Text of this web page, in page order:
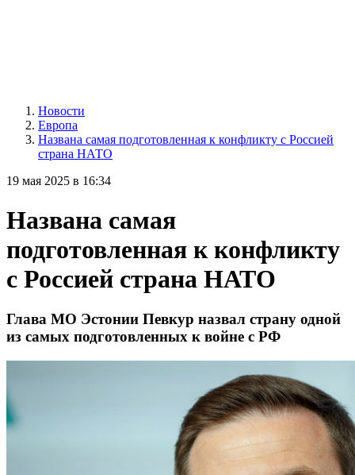
Новости
Европа
Названа самая подготовленная к конфликту с Россией
страна НАТО
19 мая 2025 в 16:34
Названа самая
подготовленная к конфликту
с Россией страна НАТО
Глава МО Эстонии Певкур назвал страну одной
из самых подготовленных к войне с РФ